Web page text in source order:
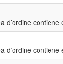
d’ordine
d’ordine